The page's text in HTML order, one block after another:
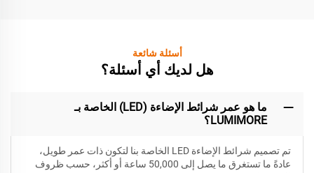
أسئلة شائعة
هل لديك أي أسئلة؟
ما هو عمر شرائط الإضاءة (LED) الخاصة بـ
LUMIMORE؟
تم تصميم شرائط الإضاءة LED الخاصة بنا لتكون
ذات عمر طويل،
عادةً ما تستغرق ما يصل إلى 50,000 ساعة أو أكثر، حسب ظروف